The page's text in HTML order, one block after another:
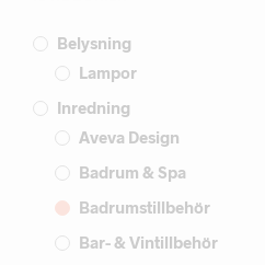
Belysning
Lampor
Inredning
Aveva Design
Badrum & Spa
Badrumstillbehör
Bar- & Vintillbehör